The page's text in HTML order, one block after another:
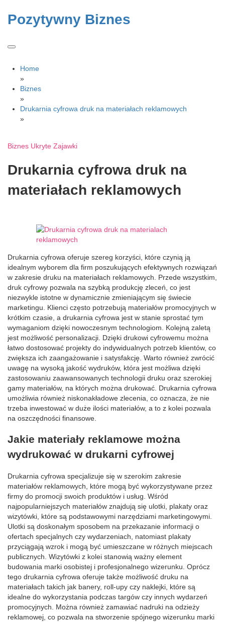
content
Pozytywny Biznes
Home
»
Biznes
»
Drukarnia cyfrowa druk na materiałach reklamowych
»
Biznes Ukryte Zajawki
Drukarnia cyfrowa druk na
materiałach reklamowych
Drukarnia cyfrowa oferuje szereg korzyści, które czynią ją
idealnym wyborem dla firm poszukujących efektywnych rozwiązań
w zakresie druku na materiałach reklamowych. Przede wszystkim,
druk cyfrowy pozwala na szybką produkcję zleceń, co jest
niezwykle istotne w dynamicznie zmieniającym się świecie
marketingu. Klienci często potrzebują materiałów promocyjnych w
krótkim czasie, a drukarnia cyfrowa jest w stanie sprostać tym
wymaganiom dzięki nowoczesnym technologiom. Kolejną zaletą
jest możliwość personalizacji. Dzięki drukowi cyfrowemu można
łatwo dostosować projekty do indywidualnych potrzeb klientów, co
zwiększa ich zaangażowanie i satysfakcję. Warto również zwrócić
uwagę na wysoką jakość wydruków, która jest możliwa dzięki
zastosowaniu zaawansowanych technologii druku oraz szerokiej
gamy materiałów, na których można drukować. Drukarnia cyfrowa
umożliwia również niskonakładowe zlecenia, co oznacza, że nie
trzeba inwestować w duże ilości materiałów, a to z kolei pozwala
na oszczędności finansowe.
Jakie materiały reklamowe można
wydrukować w drukarni cyfrowej
Drukarnia cyfrowa specjalizuje się w szerokim zakresie
materiałów reklamowych, które mogą być wykorzystywane przez
firmy do promocji swoich produktów i usług. Wśród
najpopularniejszych materiałów znajdują się ulotki, plakaty oraz
wizytówki, które są podstawowymi narzędziami marketingowymi.
Ulotki są doskonałym sposobem na przekazanie informacji o
ofertach specjalnych czy wydarzeniach, natomiast plakaty
przyciągają wzrok i mogą być umieszczane w różnych miejscach
publicznych. Wizytówki z kolei stanowią ważny element
budowania marki osobistej i profesjonalnego wizerunku. Oprócz
tego drukarnia cyfrowa oferuje także możliwość druku na
materiałach takich jak banery, roll-upy czy naklejki, które są
idealne do wykorzystania podczas targów czy innych wydarzeń
promocyjnych. Można również zamawiać nadruki na odzieży
reklamowej, co pozwala na stworzenie spójnego wizerunku marki